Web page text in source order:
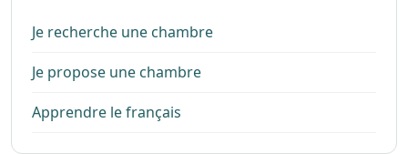
Je recherche une chambre
Je propose une chambre
Apprendre le français